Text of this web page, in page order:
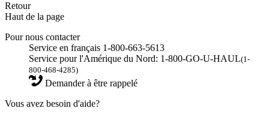
Retour
Haut de la page
Pour nous contacter
Service en français 1-800-663-5613
Service pour l'Amérique du Nord: 1-800-GO-U-HAUL(1-
800-468-4285)
Demander à être rappelé
Vous avez besoin d'aide?